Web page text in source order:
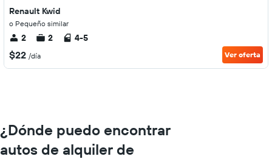
Renault Kwid
o Pequeño similar
2 2 4-5
$22 /día Ver oferta
¿Dónde puedo encontrar
autos de alquiler de